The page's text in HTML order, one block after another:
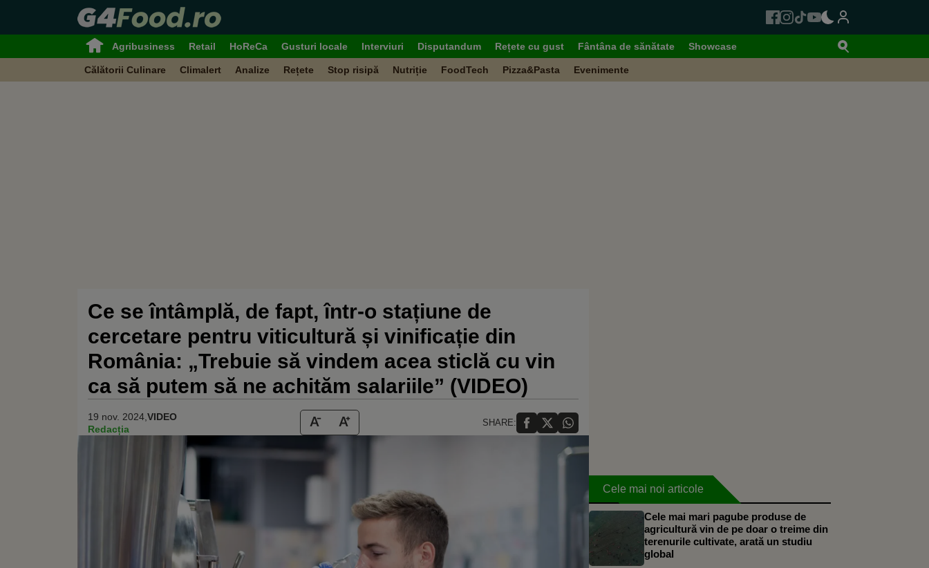
Agribusiness Retail HoReCa Gusturi locale Interviuri Disputandum Rețete cu gust Fântâna de sănătate Showcase
Călătorii Culinare Climalert Analize Rețete Stop risipă Nutriție FoodTech Pizza&Pasta Evenimente
Ce se întâmplă, de fapt, într-o stațiune de
cercetare pentru viticultură și vinificație din
România: „Trebuie să vindem acea sticlă cu vin
ca să putem să ne achităm salariile” (VIDEO)
19 nov. 2024, VIDEO
Redacția
SHARE:
Cele mai noi articole
Cele mai mari pagube produse de
agricultură vin de pe doar o treime din
terenurile cultivate, arată un studiu
global